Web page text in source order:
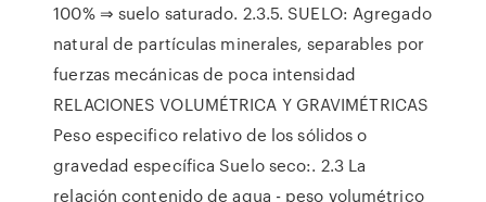
100% ⇒ suelo saturado. 2.3.5. SUELO: Agregado
natural de partículas minerales, separables por
fuerzas mecánicas de poca intensidad
RELACIONES VOLUMÉTRICA Y GRAVIMÉTRICAS
Peso especifico relativo de los sólidos o
gravedad específica Suelo seco:. 2.3 La
relación contenido de agua - peso volumétrico